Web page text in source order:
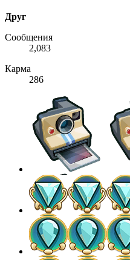
Друг
Сообщения
2,083
Карма
286